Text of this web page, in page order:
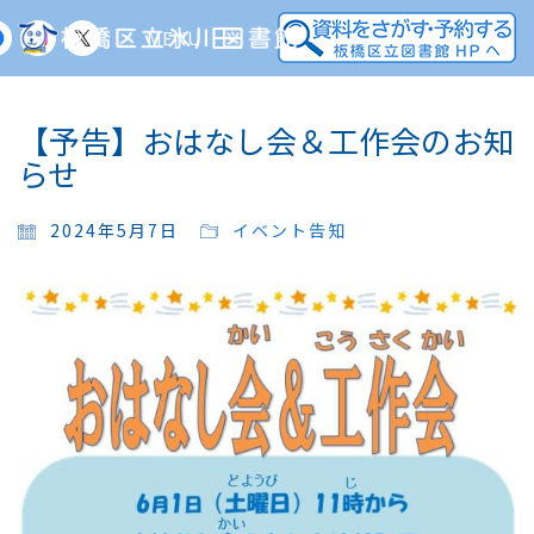
MENU
【予告】おはなし会＆工作会のお知
らせ
2024年5月7日 イベント告知